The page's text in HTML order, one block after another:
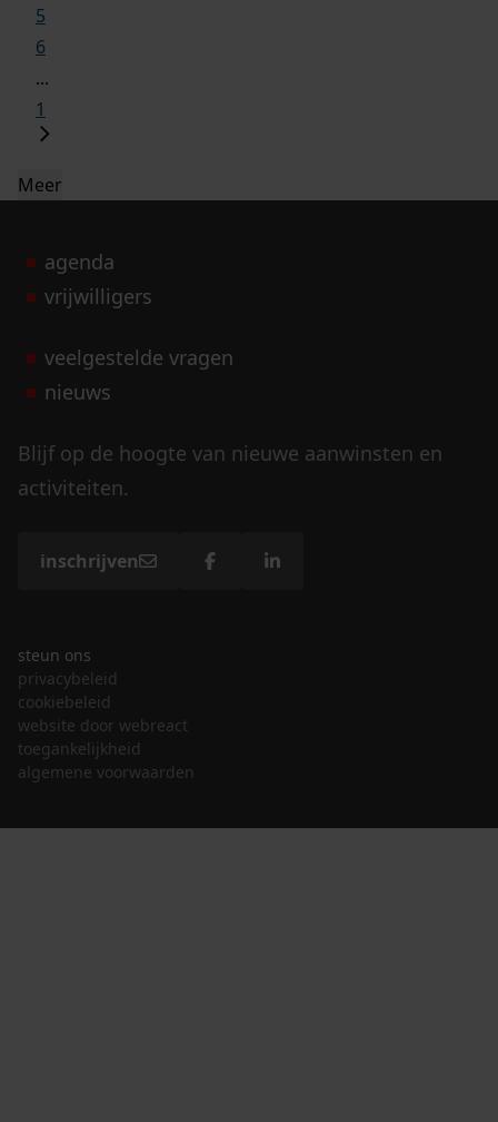
5
6
...
1
Meer
agenda
vrijwilligers
veelgestelde vragen
nieuws
Blijf op de hoogte van nieuwe aanwinsten en
activiteiten.
inschrijven
steun ons
privacybeleid
cookiebeleid
website door webreact
toegankelijkheid
algemene voorwaarden